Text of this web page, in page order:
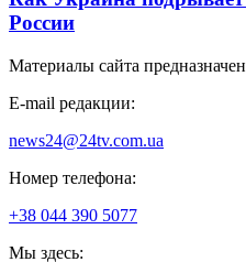
России
Материалы сайта
E-mail редакции:
news24@24tv.com.ua
Номер телефона:
+38 044 390 5077
Мы здесь: